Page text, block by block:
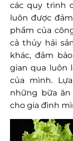
các quy trình
luôn được
phẩm của
cả thủy hải
khác, đảm
gian qua luôn
của mình.
những bữa
cho gia đình